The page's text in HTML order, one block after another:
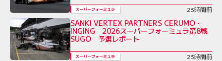
スーパーフォーミュラ 23時間前
SANKI VERTEX PARTNERS CERUMO・
INGING 2026スーパーフォーミュラ第8戦
SUGO 予選レポート
スーパーフォーミュラ 23時間前